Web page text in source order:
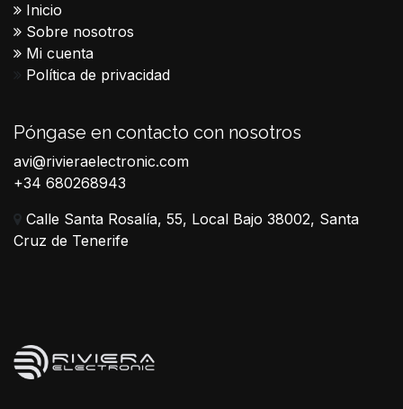
Inicio
Sobre nosotros
Mi cuenta
Política de privacidad
Póngase en contacto con nosotros
avi@rivieraelectronic.com
+34 680268943
Calle Santa Rosalía, 55, Local Bajo 38002, Santa
Cruz de Tenerife